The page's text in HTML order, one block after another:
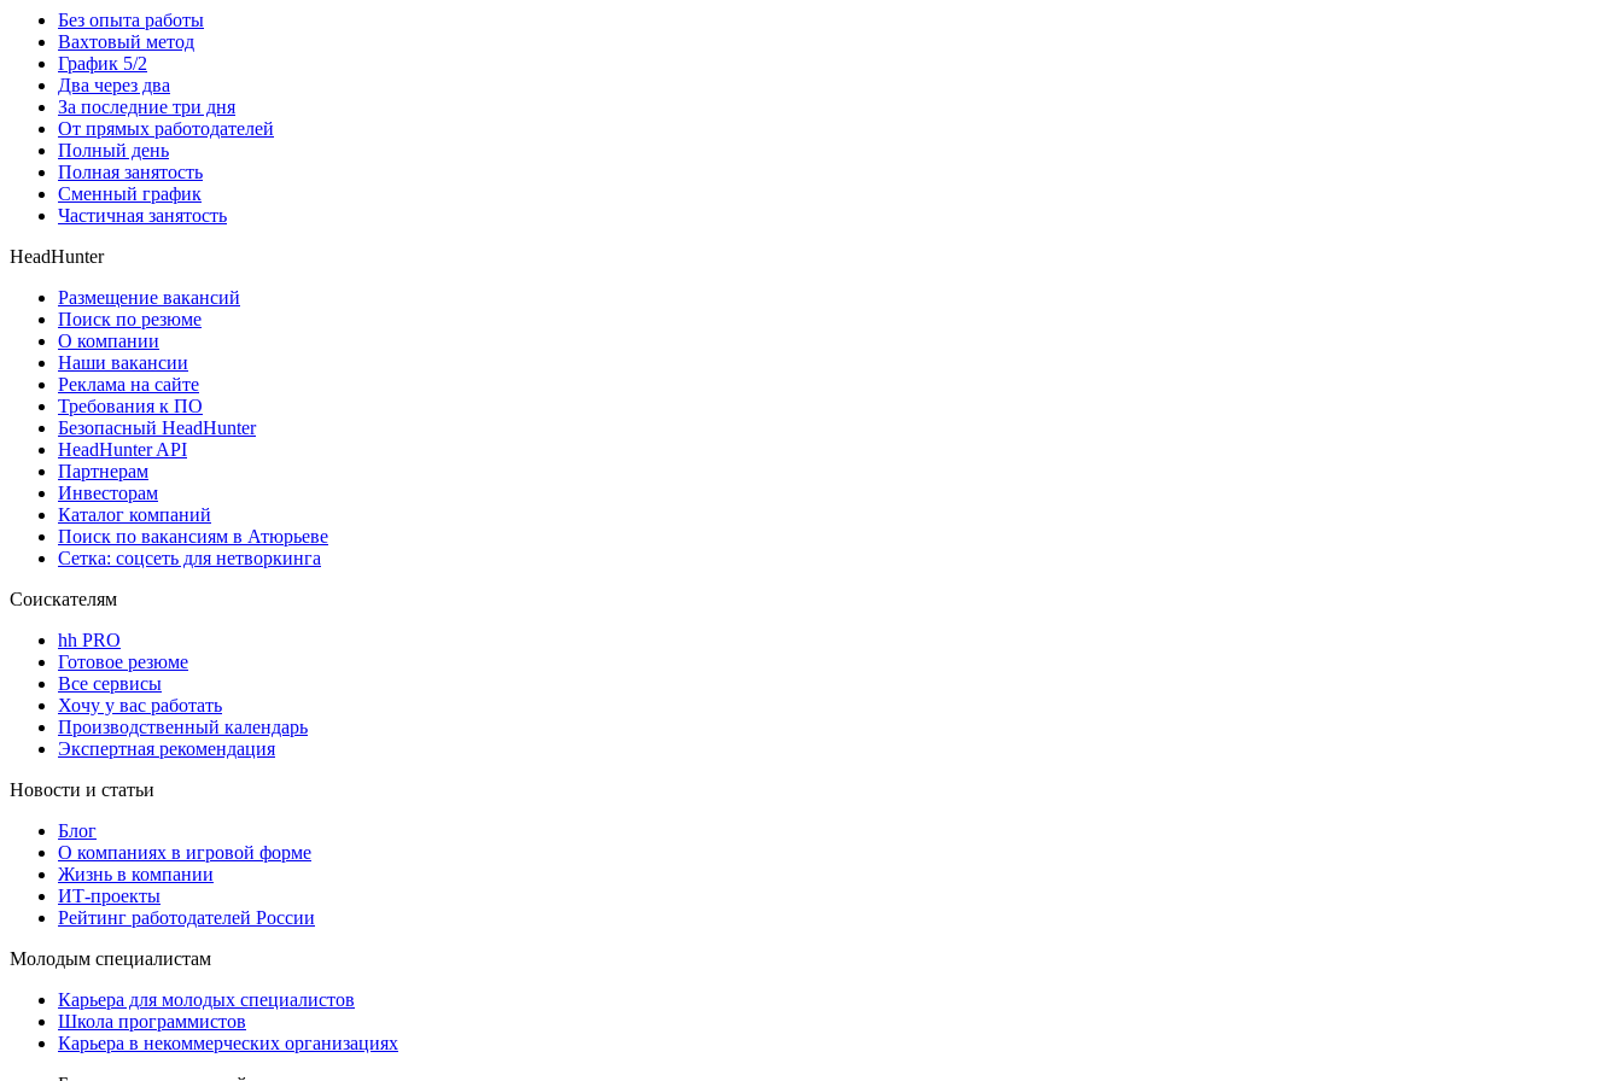
Без опыта работы
Вахтовый метод
График 5/2
Два через два
За последние три дня
От прямых работодателей
Полный день
Полная занятость
Сменный график
Частичная занятость
HeadHunter
Размещение вакансий
Поиск по резюме
О компании
Наши вакансии
Реклама на сайте
Требования к ПО
Безопасный HeadHunter
HeadHunter API
Партнерам
Инвесторам
Каталог компаний
Поиск по вакансиям в Атюрьеве
Сетка: соцсеть для нетворкинга
Соискателям
hh PRO
Готовое резюме
Все сервисы
Хочу у вас работать
Производственный календарь
Экспертная рекомендация
Новости и статьи
Блог
О компаниях в игровой форме
Жизнь в компании
ИТ-проекты
Рейтинг работодателей России
Молодым специалистам
Карьера для молодых специалистов
Школа программистов
Карьера в некоммерческих организациях